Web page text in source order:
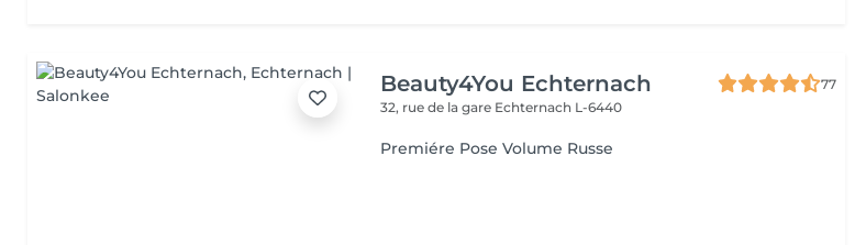
Beauty4You Echternach
77
32, rue de la gare Echternach L-6440
Premiére Pose Volume Russe